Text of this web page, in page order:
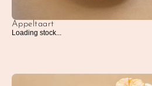
Appeltaart
Loading stock...